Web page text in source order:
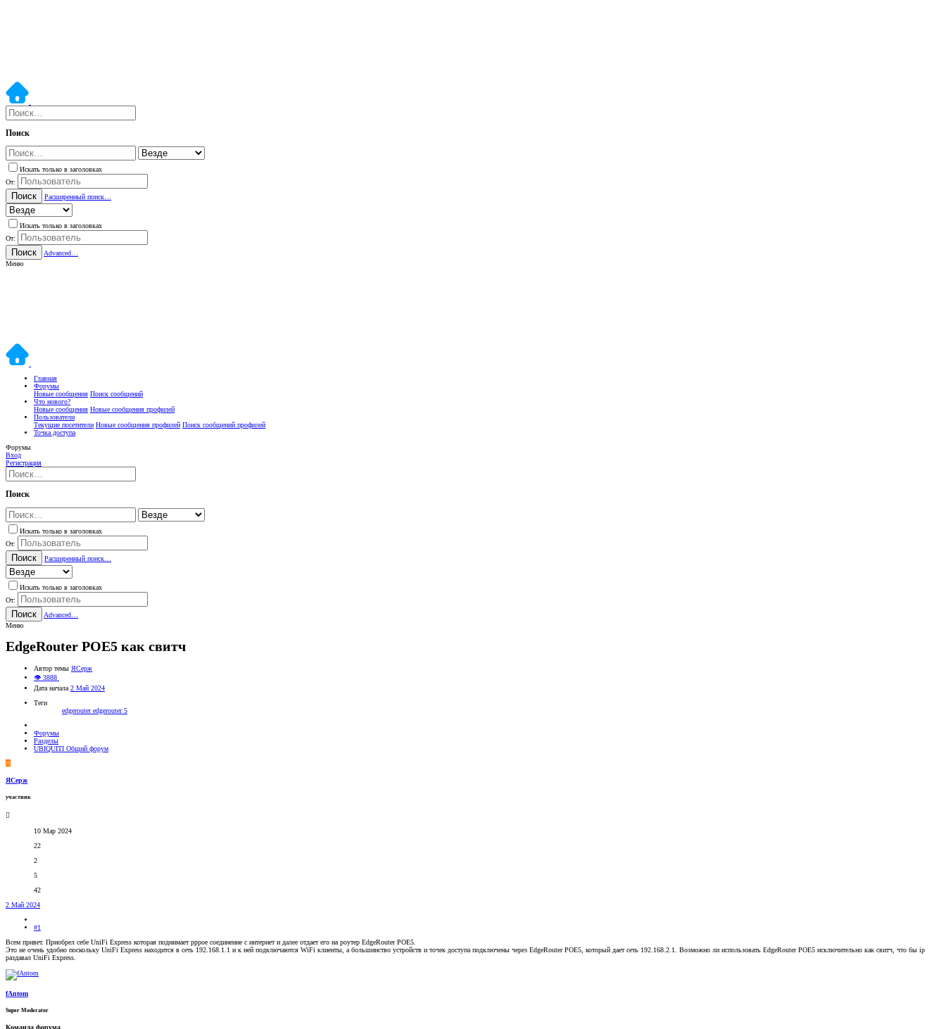
Поиск
Искать только в заголовках
От:
Поиск Расширенный поиск…
Искать только в заголовках
От:
Поиск
Advanced…
Меню
Главная
Форумы
Новые сообщения Поиск сообщений
Что нового?
Новые сообщения Новые сообщения профилей
Пользователи
Текущие посетители Новые сообщения профилей Поиск сообщений профилей
Точка доступа
Форумы
Вход
Регистрация
Поиск
Искать только в заголовках
От:
Поиск Расширенный поиск…
Искать только в заголовках
От:
Поиск
Advanced…
Меню
EdgeRouter POE5 как свитч
Автор темы ЯСерж
👁 3888
Дата начала 2 Май 2024
Теги
edgerouteredgerouter 5
Форумы
Разделы
UBIQUITI Общий форум
Я
ЯСерж
участник
10 Мар 2024
22
2
5
42
2 Май 2024
#1
Всем привет. Приобрел себе UniFi Express которая поднимает pppoe соединение с интернет и далее отдает его на роутер EdgeRouter POE5.
Это не очень удобно поскольку UniFi Express находится в сеть 192.168.1.1 и к ней подключаются WiFi клиенты, а большинство устройств и точек доступа подключены через EdgeRouter POE5, который дает сеть 192.168.2.1. Возможно ли использовать EdgeRouter POE5 исключительно как свитч, что бы ip
раздавал UniFi Express.
fAntom
Super Moderator
Команда форума